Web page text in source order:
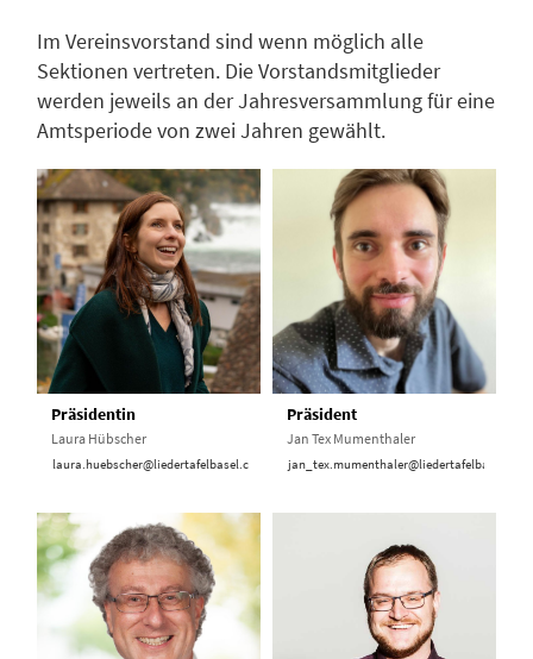
Im Vereinsvorstand sind wenn möglich alle
Sektionen vertreten. Die Vorstandsmitglieder
werden jeweils an der Jahresversammlung für eine
Amtsperiode von zwei Jahren gewählt.
Präsidentin
Laura Hübscher
laura.huebscher@liedertafelbasel.ch
Präsident
Jan Tex Mumenthaler
jan_tex.mumenthaler@liedertafelbasel.ch